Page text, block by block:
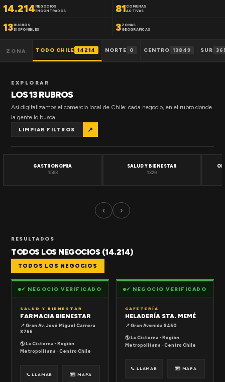
14.214NEGOCIOS
ENCONTRADOS
81 COMUNAS
ACTIVAS
13RUBROS
DISPONIBLES
3 ZONAS
GEOGRAFICAS
ZONA TODO CHILE 14214 NORTE 0 CENTRO 13849 SUR
EXPLORAR
LOS 13 RUBROS
Así digitalizamos el comercio local de Chile: cada negocio, en el rubro donde
la gente lo busca.
LIMPIAR FILTROS ↗
GASTRONOMIA
1508
SALUD Y BIENESTAR
1320
‹ ›
RESULTADOS
TODOS LOS NEGOCIOS (14.214)
TODOS LOS NEGOCIOS
✔ NEGOCIO VERIFICADO
SALUD Y BIENESTAR
FARMACIA BIENESTAR
📍 Gran Av. José Miguel Carrera
8766
🌎 La Cisterna · Región
Metropolitana · Centro Chile
📞 LLAMAR 🗺 MAPA
✔ NEGOCIO VERIFICADO
CAFETERÍA
HELADERÍA STA. MEMÉ
📍 Gran Avenida 8460
🌎 La Cisterna · Región
Metropolitana · Centro Chile
📞 LLAMAR 🗺 MAPA